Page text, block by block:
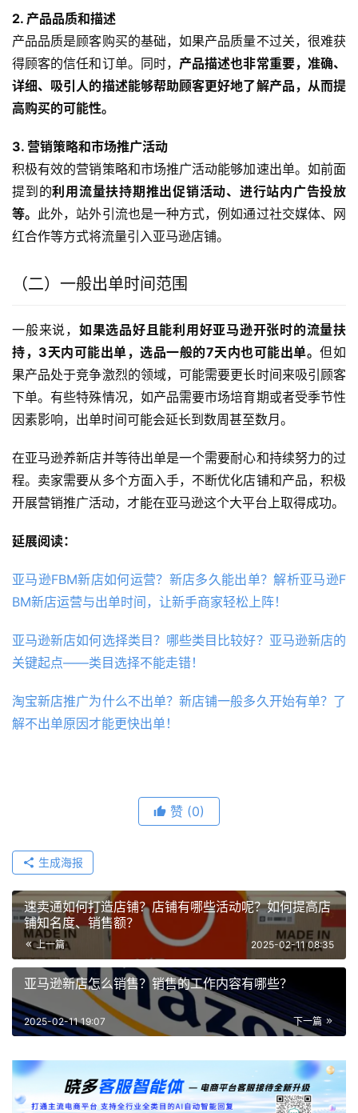
2. 产品品质和描述
产品品质是顾客购买的基础，如果产品质量不过关，很难获
得顾客的信任和订单。同时， 产品描述也非常重要，准确、
详细、吸引人的描述能够帮助顾客更好地了解产品，从而提
高购买的可能性。
3. 营销策略和市场推广活动
积极有效的营销策略和市场推广活动能够加速出单。如前面
提到的利用流量扶持期推出促销活动、进行站内广告投放
等。 此外，站外引流也是一种方式，例如通过社交媒体、网
红合作等方式将流量引入亚马逊店铺。
（二）一般出单时间范围
一般来说， 如果选品好且能利用好亚马逊开张时的流量扶
持，3天内可能出单，选品一般的7天内也可能出单。但如
果产品处于竞争激烈的领域，可能需要更长时间来吸引顾客
下单。有些特殊情况，如产品需要市场培育期或者受季节性
因素影响，出单时间可能会延长到数周甚至数月。
在亚马逊养新店并等待出单是一个需要耐心和持续努力的过
程。卖家需要从多个方面入手，不断优化店铺和产品，积极
开展营销推广活动，才能在亚马逊这个大平台上取得成功。
延展阅读：
亚马逊FBM新店如何运营？新店多久能出单？解析亚马逊F
BM新店运营与出单时间，让新手商家轻松上阵！
亚马逊新店如何选择类目？哪些类目比较好？亚马逊新店的
关键起点——类目选择不能走错！
淘宝新店推广为什么不出单？新店铺一般多久开始有单？了
解不出单原因才能更快出单！
赞 (0)
生成海报
速卖通如何打造店铺？店铺有哪些活动呢？如何提高店
铺知名度、销售额？
上一篇 2025-02-11 08:35
亚马逊新店怎么销售？销售的工作内容有哪些？
下一篇
2025-02-11 19:07